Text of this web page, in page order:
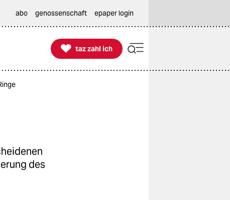
abo genossenschaft epaper login

taz zahl ich
taz zahl ich
des